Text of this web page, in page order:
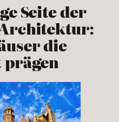
Seite der
die
prägen